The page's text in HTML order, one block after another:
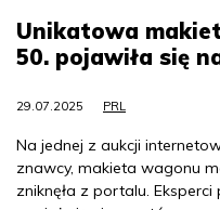
Unikatowa
50. pojawiła się
29.07.2025 PRL
Na jednej z aukcji
znawcy, makieta wagonu
zniknęła z portalu.